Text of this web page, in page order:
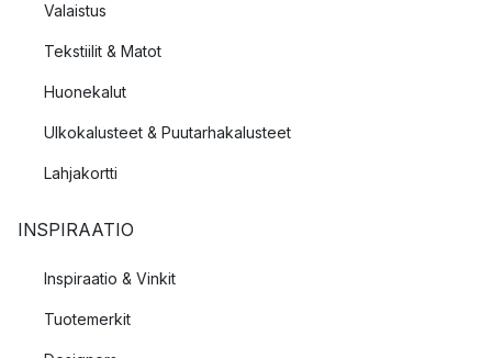
Valaistus
Tekstiilit & Matot
Huonekalut
Ulkokalusteet & Puutarhakalusteet
Lahjakortti
INSPIRAATIO
Inspiraatio & Vinkit
Tuotemerkit